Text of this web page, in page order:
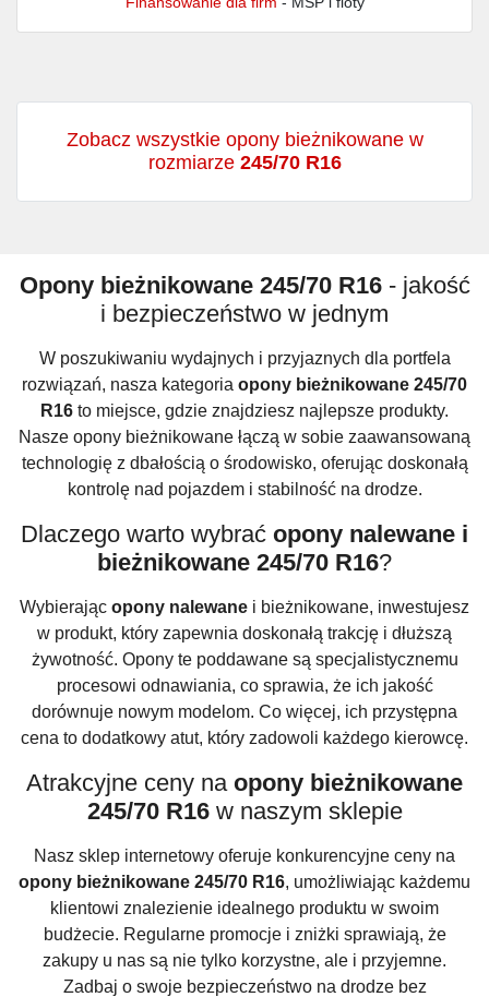
Zobacz wszystkie opony bieżnikowane w
rozmiarze 245/70 R16
Opony bieżnikowane 245/70 R16- jakość
i bezpieczeństwo w jednym
W poszukiwaniu wydajnych i przyjaznych dla portfela
rozwiązań, nasza kategoria opony bieżnikowane 245/70
R16 to miejsce, gdzie znajdziesz najlepsze produkty.
Nasze opony bieżnikowane łączą w sobie zaawansowaną
technologię z dbałością o środowisko, oferując doskonałą
kontrolę nad pojazdem i stabilność na drodze.
Dlaczego warto wybrać opony nalewane i
bieżnikowane 245/70 R16?
Wybierając opony nalewane i bieżnikowane, inwestujesz
w produkt, który zapewnia doskonałą trakcję i dłuższą
żywotność. Opony te poddawane są specjalistycznemu
procesowi odnawiania, co sprawia, że ich jakość
dorównuje nowym modelom. Co więcej, ich przystępna
cena to dodatkowy atut, który zadowoli każdego kierowcę.
Atrakcyjne ceny na opony bieżnikowane
245/70 R16w naszym sklepie
Nasz sklep internetowy oferuje konkurencyjne ceny na
opony bieżnikowane 245/70 R16, umożliwiając każdemu
klientowi znalezienie idealnego produktu w swoim
budżecie. Regularne promocje i zniżki sprawiają, że
zakupy u nas są nie tylko korzystne, ale i przyjemne.
Zadbaj o swoje bezpieczeństwo na drodze bez